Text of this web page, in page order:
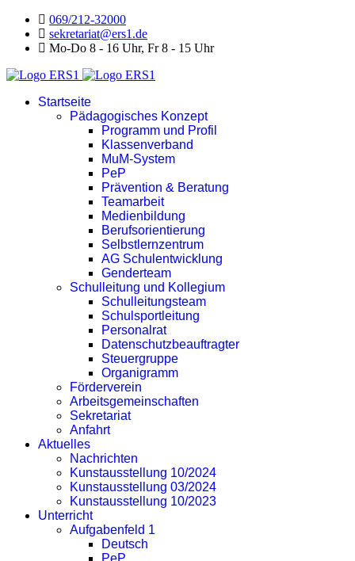
069/212-32000
sekretariat@ers1.de
Mo-Do 8 - 16 Uhr, Fr 8 - 15 Uhr
Startseite
Pädagogisches Konzept
Programm und Profil
Klassenverband
MuM-System
PeP
Prävention & Beratung
Teamarbeit
Medienbildung
Berufsorientierung
Selbstlernzentrum
AG Schulentwicklung
Genderteam
Schulleitung und Kollegium
Schulleitungsteam
Schulsportleitung
Personalrat
Datenschutzbeauftragter
Steuergruppe
Organigramm
Förderverein
Arbeitsgemeinschaften
Sekretariat
Anfahrt
Aktuelles
Nachrichten
Kunstausstellung 10/2024
Kunstausstellung 03/2024
Kunstausstellung 10/2023
Unterricht
Aufgabenfeld 1
Deutsch
PeP